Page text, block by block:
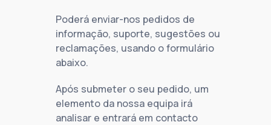
Poderá enviar-nos pedidos de
informação, suporte, sugestões ou
reclamações, usando o formulário
abaixo.
Após submeter o seu pedido, um
elemento da nossa equipa irá
analisar e entrará em contacto